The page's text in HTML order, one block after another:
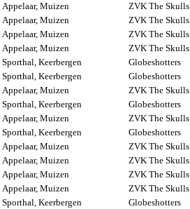
Appelaar, Muizen ZVK The Skulls
Appelaar, Muizen ZVK The Skulls
Appelaar, Muizen ZVK The Skulls
Appelaar, Muizen ZVK The Skulls
Sporthal, Keerbergen Globeshotters
Sporthal, Keerbergen Globeshotters
Appelaar, Muizen ZVK The Skulls
Sporthal, Keerbergen Globeshotters
Appelaar, Muizen ZVK The Skulls
Sporthal, Keerbergen Globeshotters
Appelaar, Muizen ZVK The Skulls
Appelaar, Muizen ZVK The Skulls
Appelaar, Muizen ZVK The Skulls
Appelaar, Muizen ZVK The Skulls
Sporthal, Keerbergen Globeshotters